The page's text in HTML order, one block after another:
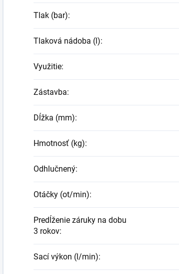
Tlak (bar):
Tlaková nádoba (l):
Využitie:
Zástavba:
Dĺžka (mm):
Hmotnosť (kg):
Odhlučnený:
Otáčky (ot/min):
Predĺženie záruky na dobu
3 rokov:
Sací výkon (l/min):